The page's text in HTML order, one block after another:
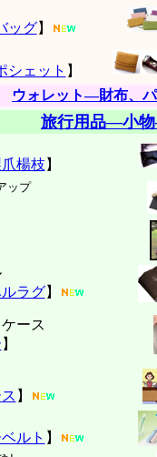
ッグ】
シェット 】
ウォレット―財布、
旅行用品―小
楊枝 】
ップ
ラグ】
ース
】
】
ルト 】